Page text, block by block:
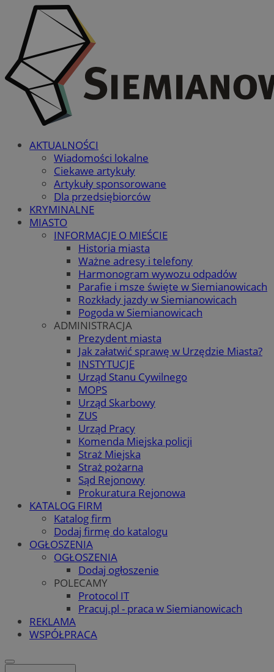
AKTUALNOŚCI
Wiadomości lokalne
Ciekawe artykuły
Artykuły sponsorowane
Dla przedsiębiorców
KRYMINALNE
MIASTO
INFORMACJE O MIEŚCIE
Historia miasta
Ważne adresy i telefony
Harmonogram wywozu odpadów
Parafie i msze święte w Siemianowicach
Rozkłady jazdy w Siemianowicach
Pogoda w Siemianowicach
ADMINISTRACJA
Prezydent miasta
Jak załatwić sprawę w Urzędzie Miasta?
INSTYTUCJE
Urząd Stanu Cywilnego
MOPS
Urząd Skarbowy
ZUS
Urząd Pracy
Komenda Miejska policji
Straż Miejska
Straż pożarna
Sąd Rejonowy
Prokuratura Rejonowa
KATALOG FIRM
Katalog firm
Dodaj firmę do katalogu
OGŁOSZENIA
OGŁOSZENIA
Dodaj ogłoszenie
POLECAMY
Protocol IT
Pracuj.pl - praca w Siemianowicach
REKLAMA
WSPÓŁPRACA